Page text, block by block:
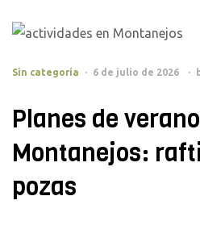
Sin categoría 6 de julio de 2026
Planes de
Montanejos:
pozas